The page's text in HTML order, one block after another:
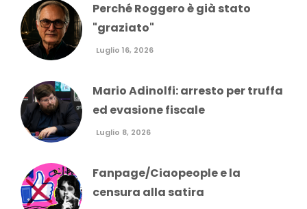
Perché Roggero è già stato
"graziato"
Luglio 16, 2026
Mario Adinolfi: arresto per truffa
ed evasione fiscale
Luglio 8, 2026
Fanpage/Ciaopeople e la
censura alla satira